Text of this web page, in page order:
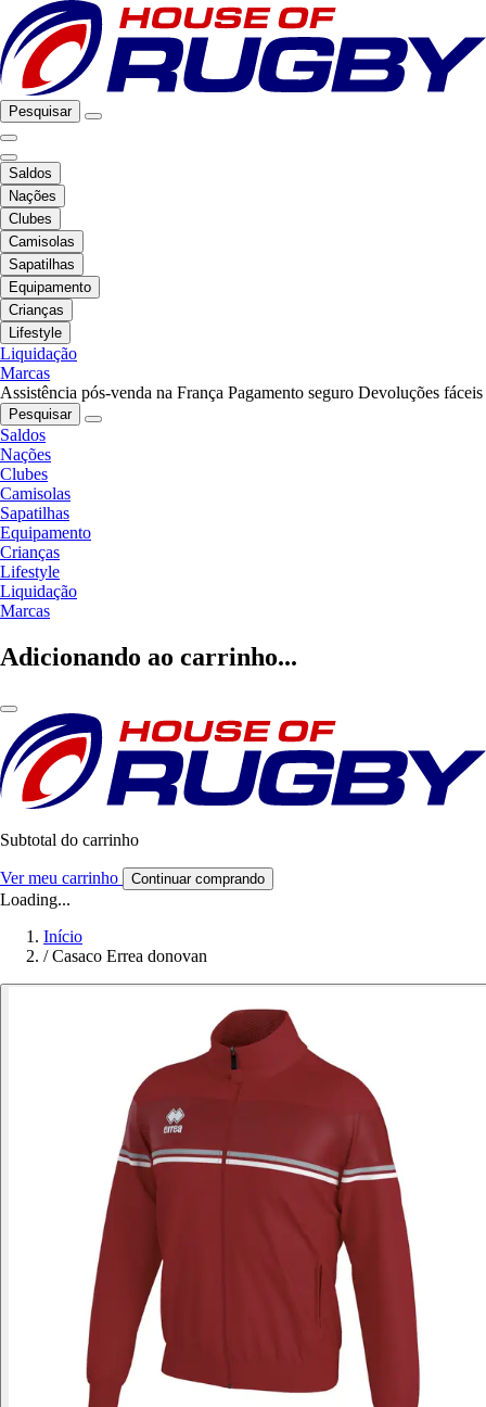
Pesquisar
Saldos
Nações
Clubes
Camisolas
Sapatilhas
Equipamento
Crianças
Lifestyle
Liquidação
Marcas
Assistência pós-venda na França Pagamento seguro Devoluções fáceis
Pesquisar
Saldos
Nações
Clubes
Camisolas
Sapatilhas
Equipamento
Crianças
Lifestyle
Liquidação
Marcas
Adicionando ao carrinho...
Subtotal do carrinho
Ver meu carrinho Continuar comprando
Loading...
Início
/ Casaco Errea donovan